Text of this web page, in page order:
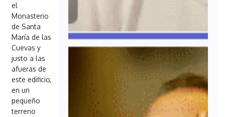
el
Monasterio
de Santa
María de las
Cuevas y
justo a las
afueras de
este edificio,
en un
pequeño
terreno